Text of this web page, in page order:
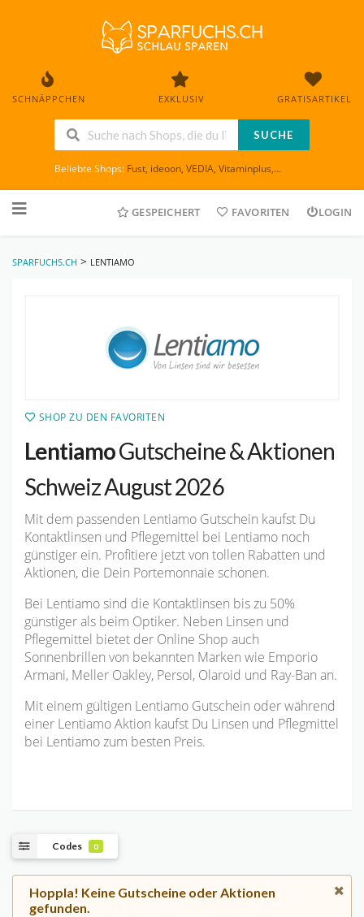
SCHNÄPPCHEN EXKLUSIV GRATISARTIKEL
SUCHE
Beliebte Shops: Fust, ideoon, VEDIA, Vitaminplus,...
to
GESPEICHERT FAVORITEN LOGIN
SPARFUCHS.CH > LENTIAMO
SHOP ZU DEN FAVORITEN
LentiamoGutscheine & Aktionen
Schweiz August 2026
Mit dem passenden Lentiamo Gutschein kaufst Du
Kontaktlinsen und Pflegemittel bei Lentiamo noch
günstiger ein. Profitiere jetzt von tollen Rabatten und
Aktionen, die Dein Portemonnaie schonen.
Bei Lentiamo sind die Kontaktlinsen bis zu 50%
günstiger als beim Optiker. Neben Linsen und
Pflegemittel bietet der Online Shop auch
Sonnenbrillen von bekannten Marken wie Emporio
Armani, Meller Oakley, Persol, Olaroid und Ray-Ban an.
Mit einem gültigen Lentiamo Gutschein oder während
einer Lentiamo Aktion kaufst Du Linsen und Pflegmittel
bei Lentiamo zum besten Preis.
Codes 0
Hoppla! Keine Gutscheine oder Aktionen
gefunden.